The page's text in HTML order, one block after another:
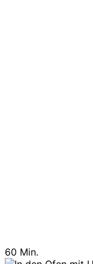
60 Min.